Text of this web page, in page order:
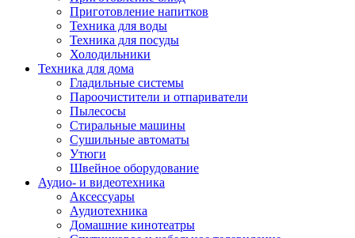
Приготовление напитков
Техника для воды
Техника для посуды
Холодильники
Техника для дома
Гладильные системы
Пароочистители и отпариватели
Пылесосы
Стиральные машины
Сушильные автоматы
Утюги
Швейное оборудование
Аудио- и видеотехника
Аксессуары
Аудиотехника
Домашние кинотеатры